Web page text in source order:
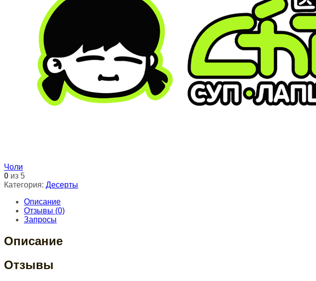
Чоли
0 из 5
Категория: Десерты
Описание
Отзывы (0)
Запросы
Описание
Отзывы